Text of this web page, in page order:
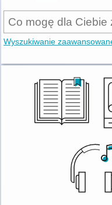
Wyszukiwanie